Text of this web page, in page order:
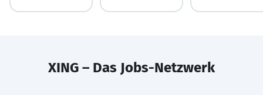
XING – Das Jobs-Netzwerk